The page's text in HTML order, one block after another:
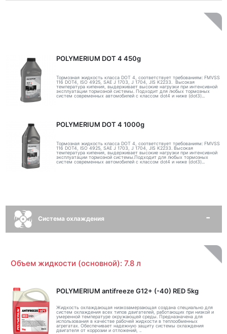
POLYMERIUM DOT 4 450g
Тормозная жидкость класса DOT 4, соответствует требованиям: FMVSS
116 DOT4, ISO 4925, SAE J 1703, J 1704, JIS K2233. Высокая
температура кипения, выдерживает высокие нагрузки при интенсивной
эксплуатации тормозной системы. Подходит для любых тормозных
систем современных автомобилей с классом dot4 и ниже (dot3)...
POLYMERIUM DOT 4 1000g
Тормозная жидкость класса DOT 4, соответствует требованиям: FMVSS
116 DOT4, ISO 4925, SAE J 1703, J 1704, JIS K2233. Высокая
температура кипения, выдерживает высокие нагрузки при интенсивной
эксплуатации тормозной системы.Подходит для любых тормозных
систем современных автомобилей с классом dot4 и ниже (dot3)...
Система охлаждения
Объем жидкости (основной): 7.8 л
POLYMERIUM antifreeze G12+ (-40) RED 5kg
Жидкость охлаждающая низкозамерзающая создана специально для
систем охлаждения всех типов двигателей, работающих при низкой и
умеренной температуре окружающей среды. Предназначена для
использования в качестве рабочей жидкости в теплообменных
агрегатах. Обеспечивает надежную защиту системы охлаждения
двигателя от коррозии и отложений, ..